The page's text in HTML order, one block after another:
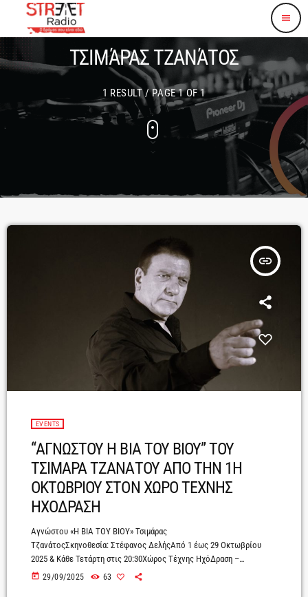
menu
ΤΣΙΜΆΡΑΣ ΤΖΑΝΆΤΟΣ
1 RESULT / PAGE 1 OF 1
insert_link
EVENTS
“ΑΓΝΩΣΤΟΥ Η ΒΙΑ ΤΟΥ ΒΙΟΥ” ΤΟΥ
ΤΣΙΜΑΡΑ ΤΖΑΝΑΤΟΥ ΑΠΟ ΤΗΝ 1Η
ΟΚΤΩΒΡΙΟΥ ΣΤΟΝ ΧΩΡΟ ΤΕΧΝΗΣ
ΗΧΟΔΡΑΣΗ
Αγνώστου «Η ΒΙΑ ΤΟΥ ΒΙΟΥ» Τσιμάρας
ΤζανάτοςΣκηνοθεσία: Στέφανος ΔελήςAπό 1 έως 29 Οκτωβρίου
2025 & Κάθε Τετάρτη στις 20:30Χώρος Τέχνης ΗχόΔραση –
ΚουκάκιΠροπώληση εισιτηρίων :www.ticketmaster.gr/h-bia-toy-
today 29/09/2025 63